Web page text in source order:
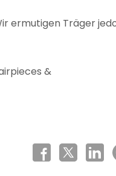
ermutigen Träger
&